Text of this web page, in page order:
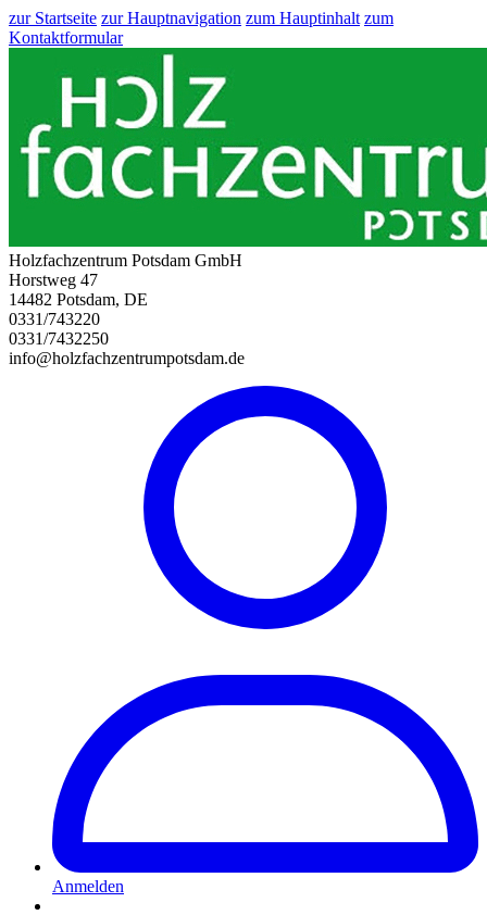
zur Startseite zur Hauptnavigation zum Hauptinhalt zum
Kontaktformular
Holzfachzentrum Potsdam GmbH
Horstweg 47
14482 Potsdam, DE
0331/743220
0331/7432250
info@holzfachzentrumpotsdam.de
Anmelden